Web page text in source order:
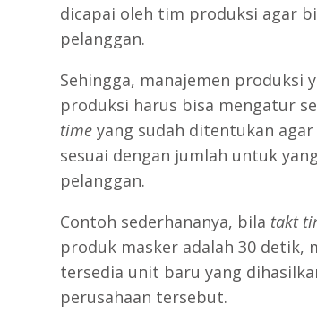
dicapai oleh tim produksi agar
pelanggan.
Sehingga, manajemen
produksi harus bisa mengatur
timeyang sudah ditentukan
sesuai dengan jumlah untuk
pelanggan.
Contoh sederhananya, bila takt
produk masker adalah 30 detik,
tersedia unit baru yang
perusahaan tersebut.